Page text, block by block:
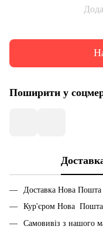
Поширити у
Доставка Нова Пошта
Кур'єром Нова Пошта
Самовивіз з нашого